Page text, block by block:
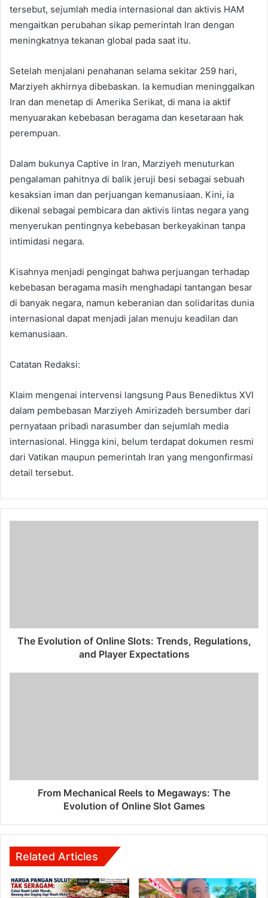
tersebut, sejumlah media internasional dan aktivis HAM
mengaitkan perubahan sikap pemerintah Iran dengan
meningkatnya tekanan global pada saat itu.
Setelah menjalani penahanan selama sekitar 259 hari,
Marziyeh akhirnya dibebaskan. Ia kemudian meninggalkan
Iran dan menetap di Amerika Serikat, di mana ia aktif
menyuarakan kebebasan beragama dan kesetaraan hak
perempuan.
Dalam bukunya Captive in Iran, Marziyeh menuturkan
pengalaman pahitnya di balik jeruji besi sebagai sebuah
kesaksian iman dan perjuangan kemanusiaan. Kini, ia
dikenal sebagai pembicara dan aktivis lintas negara yang
menyerukan pentingnya kebebasan berkeyakinan tanpa
intimidasi negara.
Kisahnya menjadi pengingat bahwa perjuangan terhadap
kebebasan beragama masih menghadapi tantangan besar
di banyak negara, namun keberanian dan solidaritas dunia
internasional dapat menjadi jalan menuju keadilan dan
kemanusiaan.
Catatan Redaksi:
Klaim mengenai intervensi langsung Paus Benediktus XVI
dalam pembebasan Marziyeh Amirizadeh bersumber dari
pernyataan pribadi narasumber dan sejumlah media
internasional. Hingga kini, belum terdapat dokumen resmi
dari Vatikan maupun pemerintah Iran yang mengonfirmasi
detail tersebut.
The Evolution of Online Slots: Trends, Regulations,
and Player Expectations
From Mechanical Reels to Megaways: The
Evolution of Online Slot Games
Related Articles